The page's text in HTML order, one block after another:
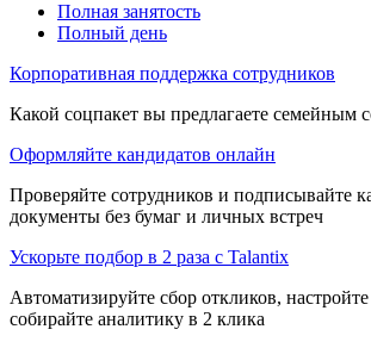
Полная занятость
Полный день
Корпоративная поддержка сотрудников
Какой соцпакет вы предлагаете семейным
Оформляйте кандидатов онлайн
Проверяйте сотрудников и подписывайте
документы без бумаг и личных встреч
Ускорьте подбор в 2 раза с Talantix
Автоматизируйте сбор откликов,
собирайте аналитику в 2 клика